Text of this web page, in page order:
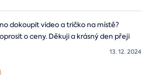
dokoupit video a tričko na místě?
o ceny. Děkuji a krásný den přeji
13. 12. 2024